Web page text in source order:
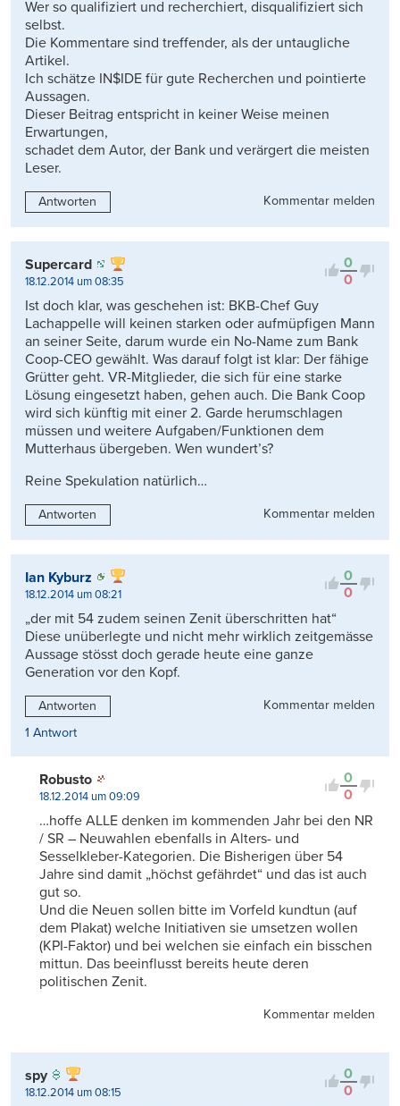
Wer so qualifiziert und recherchiert, disqualifiziert sich
selbst.
Die Kommentare sind treffender, als der untaugliche
Artikel.
Ich schätze IN$IDE für gute Recherchen und pointierte
Aussagen.
Dieser Beitrag entspricht in keiner Weise meinen
Erwartungen,
schadet dem Autor, der Bank und verärgert die meisten
Leser.
Antworten Kommentar melden
0
0
Supercard
18.12.2014 um 08:35
Ist doch klar, was geschehen ist: BKB-Chef Guy
Lachappelle will keinen starken oder aufmüpfigen Mann
an seiner Seite, darum wurde ein No-Name zum Bank
Coop-CEO gewählt. Was darauf folgt ist klar: Der fähige
Grütter geht. VR-Mitglieder, die sich für eine starke
Lösung eingesetzt haben, gehen auch. Die Bank Coop
wird sich künftig mit einer 2. Garde herumschlagen
müssen und weitere Aufgaben/Funktionen dem
Mutterhaus übergeben. Wen wundert’s?
Reine Spekulation natürlich…
Antworten Kommentar melden
0
0
Ian Kyburz
18.12.2014 um 08:21
„der mit 54 zudem seinen Zenit überschritten hat“
Diese unüberlegte und nicht mehr wirklich zeitgemässe
Aussage stösst doch gerade heute eine ganze
Generation vor den Kopf.
Antworten
Kommentar melden
1 Antwort
0
0
Robusto
18.12.2014 um 09:09
…hoffe ALLE denken im kommenden Jahr bei den NR
/ SR – Neuwahlen ebenfalls in Alters- und
Sesselkleber-Kategorien. Die Bisherigen über 54
Jahre sind damit „höchst gefährdet“ und das ist auch
gut so.
Und die Neuen sollen bitte im Vorfeld kundtun (auf
dem Plakat) welche Initiativen sie umsetzen wollen
(KPI-Faktor) und bei welchen sie einfach ein bisschen
mittun. Das beeinflusst bereits heute deren
politischen Zenit.
Kommentar melden
0
0
spy
18.12.2014 um 08:15